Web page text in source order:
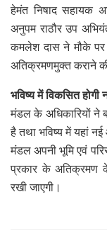
हेमंत निषाद सहायक
अनुपम राठौर उप
कमलेश दास ने मौके
अतिक्रमणमुक्त कराने की
भविष्य में विकसित
मंडल के अधिकारियों ने
है तथा भविष्य में यहां
मंडल अपनी भूमि एवं
प्रकार के अतिक्रमण के
रखी जाएगी।